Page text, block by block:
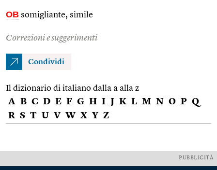
OB somigliante, simile
Correzioni e suggerimenti
Condividi
Il dizionario di italiano dalla a alla z
A B C D E F G H I J K L M N O P Q
R S T U V W X Y Z
PUBBLICITÀ